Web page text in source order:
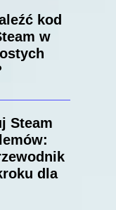
kod
w
Steam
dla